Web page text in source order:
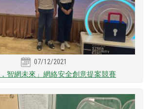
07/12/2021
，智網未來」網絡安全創意提案競賽